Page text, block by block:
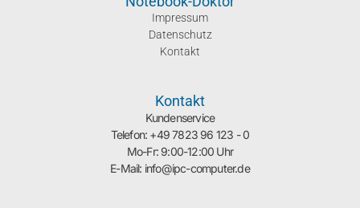
Impressum
Datenschutz
Kontakt
Kontakt
Kundenservice
Telefon: +49 7823 96 123 - 0
Mo-Fr: 9:00-12:00 Uhr
E-Mail: info@ipc-computer.de